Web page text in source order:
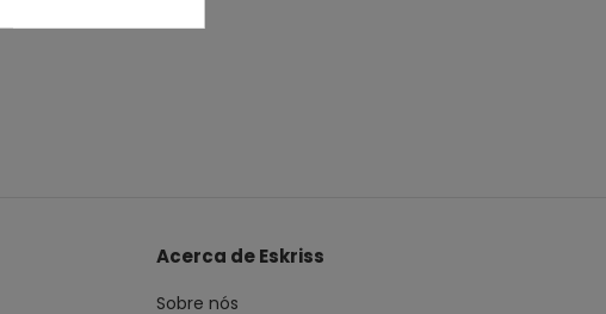
Acerca de Eskriss
Sobre nós